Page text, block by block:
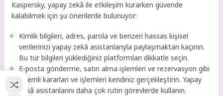
Kaspersky, yapay zekâ ile etkileşim kurarken güvende
kalabilmek için şu önerilerde bulunuyor:
Kimlik bilgileri, adres, parola ve benzeri hassas kişisel
verilerinizi yapay zekâ asistanlarıyla paylaşmaktan kaçının.
Bu tür bilgileri yüklediğiniz platformları dikkatle seçin.
E-posta gönderme, satın alma işlemleri ve rezervasyon gibi
önemli kararları ve işlemleri kendiniz gerçekleştirin. Yapay
zekâ asistanlarını daha çok rutin görevlerde kullanın.